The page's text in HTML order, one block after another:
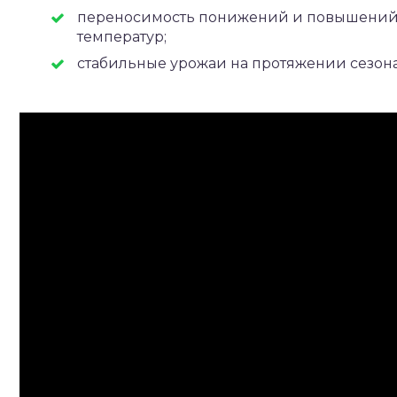
переносимость понижений и
температур;
стабильные урожаи на протяжении